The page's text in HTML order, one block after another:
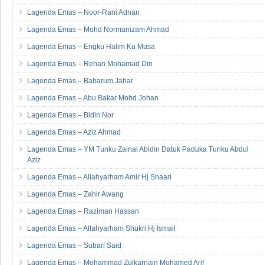
Lagenda Emas – Noor-Rani Adnan
Lagenda Emas – Mohd Normanizam Ahmad
Lagenda Emas – Engku Halim Ku Musa
Lagenda Emas – Rehan Mohamad Din
Lagenda Emas – Baharum Jahar
Lagenda Emas – Abu Bakar Mohd Johan
Lagenda Emas – Bidin Nor
Lagenda Emas – Aziz Ahmad
Lagenda Emas – YM Tunku Zainal Abidin Datuk Paduka Tunku Abdul
Aziz
Lagenda Emas – Allahyarham Amir Hj Shaari
Lagenda Emas – Zahir Awang
Lagenda Emas – Raziman Hassan
Lagenda Emas – Allahyarham Shukri Hj Ismail
Lagenda Emas – Subari Said
Lagenda Emas – Mohammad Zulkarnain Mohamed Arif